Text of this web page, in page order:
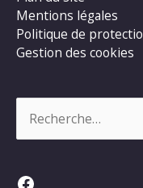
Mentions légales
Politique de
Gestion des cookies
Facebook